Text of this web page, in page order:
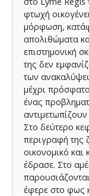
φτωχή
μόρφωση,
απολιθώματα
επιστημονική
της δεν
των
μέχρι
ένας
Στο δεύτερο
περιγραφή της
οικονομικό
έδρασε. Στο
έφερε στο φως